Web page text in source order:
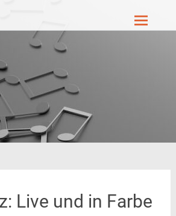
Live und in Farbe